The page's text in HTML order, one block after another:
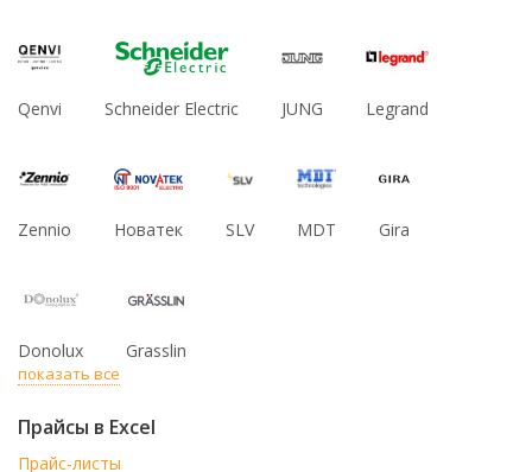
Qenvi Schneider Electric JUNG Legrand
Zennio Новатек SLV MDT Gira
Donolux Grasslin
показать все
Прайсы в Excel
Прайс-листы